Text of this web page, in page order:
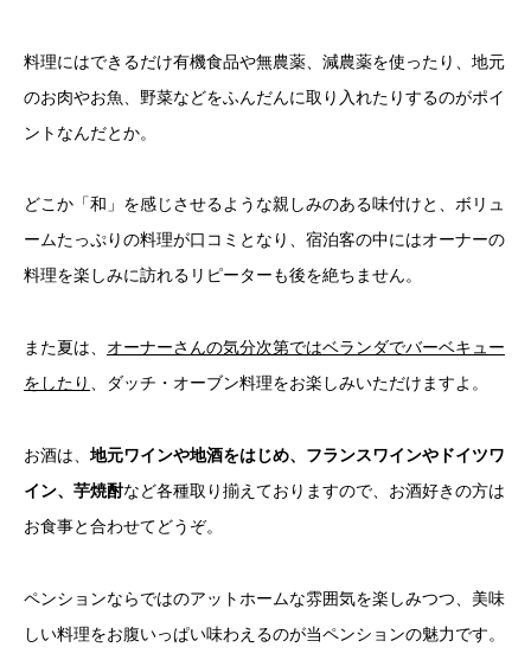
料理にはできるだけ有機食品や無農薬、減農薬を使ったり、地元
のお肉やお魚、野菜などをふんだんに取り入れたりするのがポイ
ントなんだとか。
どこか「和」を感じさせるような親しみのある味付けと、ボリュ
ームたっぷりの料理が口コミとなり、宿泊客の中にはオーナーの
料理を楽しみに訪れるリピーターも後を絶ちません。
また夏は、 オーナーさんの気分次第ではベランダでバーベキュー
をしたり
、ダッチ・オーブン料理をお楽しみいただけますよ。
お酒は、 地元ワインや地酒をはじめ、フランスワインやドイツワ
イン、芋焼酎など各種取り揃えておりますので、お酒好きの方は
お食事と合わせてどうぞ。
ペンションならではのアットホームな雰囲気を楽しみつつ、美味
しい料理をお腹いっぱい味わえるのが当ペンションの魅力です。